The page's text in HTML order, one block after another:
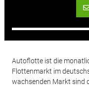
Autoflotte ist die
Flottenmarkt im
wachsenden Markt sind